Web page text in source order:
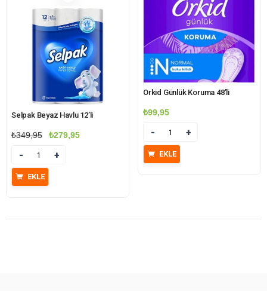
Selpak Beyaz Havlu 12’li
₺349,95
Orijinal
₺279,95Şu
Miktar
EKLE
Orkid Günlük Koruma 48’li
₺99,95
Miktar
EKLE